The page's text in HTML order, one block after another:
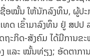
ຊື່ອໝັ້ນ ໃຫ້ນັກລົງທຶນ, ຜູ້ປ
ເທດ ເຂົ້າມາລົງທຶນ ຢູ່ ສປປ
ຖະກິດ-ສັງຄົມ ໄດ້ມີການຂ
ແລະ ໝັ້ນທ່ຽງ; ອັດຕາກາ